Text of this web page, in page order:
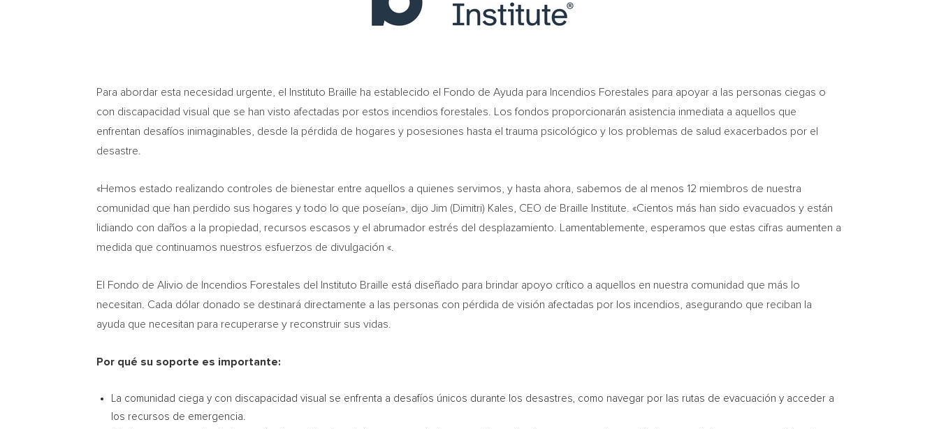
Para abordar esta necesidad urgente, el Instituto Braille ha establecido el Fondo de Ayuda para Incendios Forestales para apoyar a las personas ciegas o
con discapacidad visual que se han visto afectadas por estos incendios forestales. Los fondos proporcionarán asistencia inmediata a aquellos que
enfrentan desafíos inimaginables, desde la pérdida de hogares y posesiones hasta el trauma psicológico y los problemas de salud exacerbados por el
desastre.
«Hemos estado realizando controles de bienestar entre aquellos a quienes servimos, y hasta ahora, sabemos de al menos 12 miembros de nuestra
comunidad que han perdido sus hogares y todo lo que poseían», dijo Jim (Dimitri) Kales , CEO de Braille Institute. «Cientos más han sido evacuados y están
lidiando con daños a la propiedad, recursos escasos y el abrumador estrés del desplazamiento. Lamentablemente, esperamos que estas cifras aumenten a
medida que continuamos nuestros esfuerzos de divulgación «.
El Fondo de Alivio de Incendios Forestales del Instituto Braille está diseñado para brindar apoyo crítico a aquellos en nuestra comunidad que más lo
necesitan. Cada dólar donado se destinará directamente a las personas con pérdida de visión afectadas por los incendios, asegurando que reciban la
ayuda que necesitan para recuperarse y reconstruir sus vidas.
Por qué su soporte es importante:
La comunidad ciega y con discapacidad visual se enfrenta a desafíos únicos durante los desastres, como navegar por las rutas de evacuación y acceder a
los recursos de emergencia.